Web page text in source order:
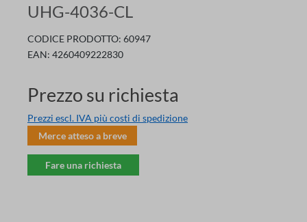
UHG-4036-CL
CODICE PRODOTTO: 60947
EAN: 4260409222830
Prezzo su richiesta
Prezzi escl. IVA più costi di spedizione
Merce atteso a breve
Fare una richiesta